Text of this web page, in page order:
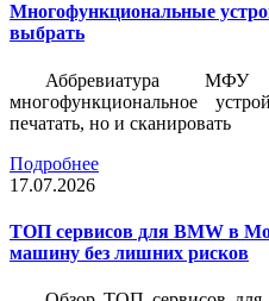
Многофункциональные
выбрать
Аббревиатура МФУ
многофункциональное
печатать, но и сканировать
Подробнее
17.07.2026
ТОП сервисов для BMW в
машину без лишних рисков